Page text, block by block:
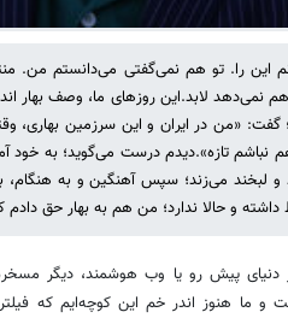
این را. تو هم نمی‌گفتی می‌دانستم من.
هم نمی‌دهد لابد.این روزهای ما، وصف بهار
«من در ایران و این سرزمین بهاری،
نباشم تازه».دیدم درست می‌گوید؛ به خود
و لبخند می‌زند؛ سپس آهنگین و به هنگام،
داشته و حالا ندارد؛ من هم به بهار حق دادم
دنیای پیش رو یا وب هوشمند، دیگر
و ما هنوز اندر خم این کوچه‌ایم که